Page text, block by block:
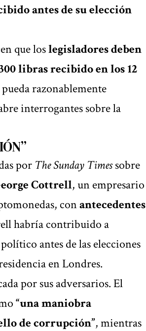
antes de su elección
que loslegisladores deben
libras recibido en los 12
razonablemente
interrogantes sobre la
por The Sunday Timessobre
Cottrell, un empresario
conantecedentes
habría contribuido a
antes de las elecciones
en Londres.
por sus adversarios. El
“una maniobra
de corrupción”, mientras